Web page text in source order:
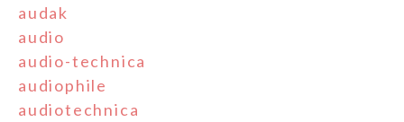
audak
audio
audio-technica
audiophile
audiotechnica